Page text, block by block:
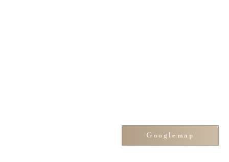
Googlemap